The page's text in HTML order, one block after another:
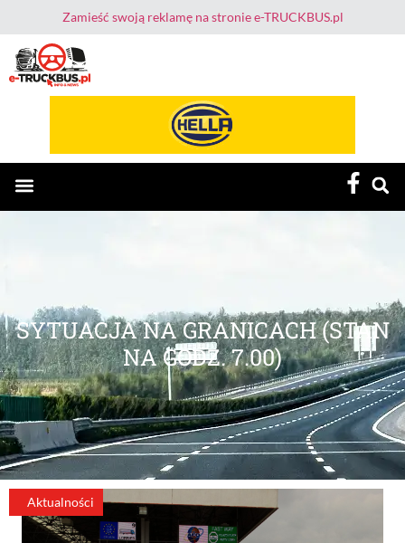
Zamieść swoją reklamę na stronie e-TRUCKBUS.pl
SYTUACJA NA GRANICACH (STAN
NA GODZ. 7.00)
Aktualności